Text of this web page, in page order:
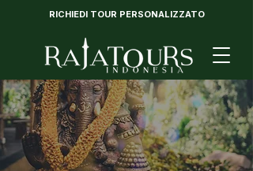
RICHIEDI TOUR PERSONALIZZATO